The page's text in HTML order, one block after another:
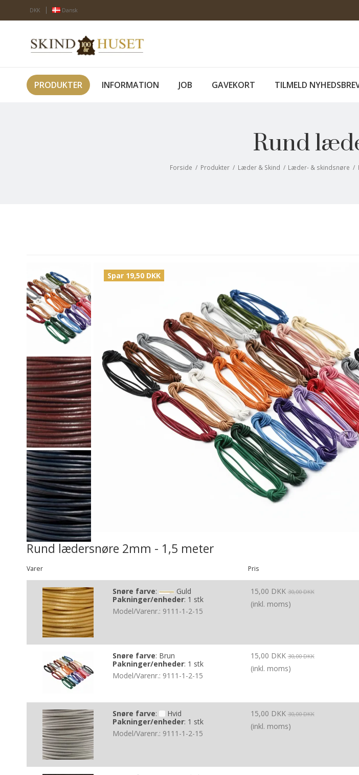
DKK Dansk
PRODUKTER INFORMATION JOB GAVEKORT TILMELD
Rund
Forside / Produkter / Læder & Skind / Læder- & skindsnøre /
Spar 19,50 DKK
Rund lædersnøre 2mm - 1,5 meter
Varer Pris
Snøre farve:
Guld
Pakninger/enheder: 1 stk
Model/Varenr.: 9111-1-2-15
15,00 DKK 30,00 DKK
(inkl. moms)
Snøre farve: Brun
Pakninger/enheder: 1 stk
Model/Varenr.: 9111-1-2-15
15,00 DKK 30,00 DKK
(inkl. moms)
Snøre farve:
Hvid
Pakninger/enheder: 1 stk
Model/Varenr.: 9111-1-2-15
15,00 DKK 30,00 DKK
(inkl. moms)